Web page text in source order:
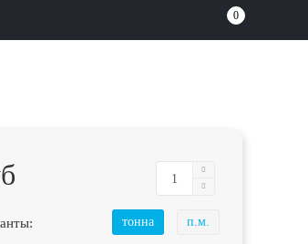
0
тонна п.м.